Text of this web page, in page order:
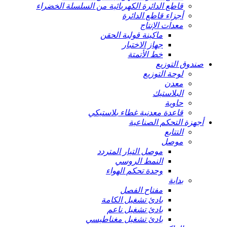
قاطع الدائرة الكهربائية من السلسلة الخضراء
أجزاء قاطع الدائرة
معدات الإنتاج
ماكينة قولبة الحقن
جهاز الاختبار
خط الأتمتة
صندوق التوزيع
لوحة التوزيع
معدن
البلاستيك
حاوية
قاعدة معدنية غطاء بلاستيكي
أجهزة التحكم الصناعية
التتابع
موصل
موصل التيار المتردد
النمط الروسي
وحدة تحكم الهواء
بداية
مفتاح الفصل
بادئ تشغيل الكامة
بادئ تشغيل ناعم
بادئ تشغيل مغناطيسي